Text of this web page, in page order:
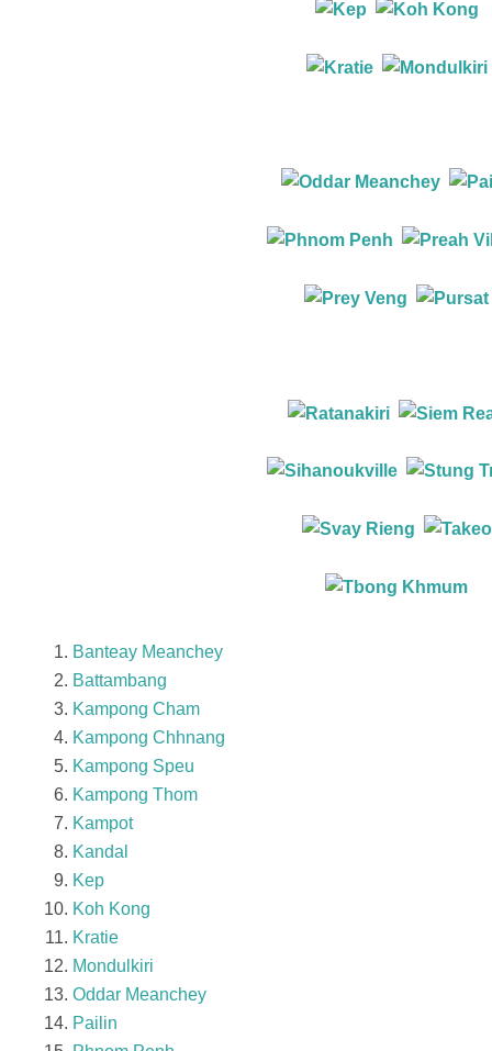
Banteay Meanchey
Battambang
Kampong Cham
Kampong Chhnang
Kampong Speu
Kampong Thom
Kampot
Kandal
Kep
Koh Kong
Kratie
Mondulkiri
Oddar Meanchey
Pailin